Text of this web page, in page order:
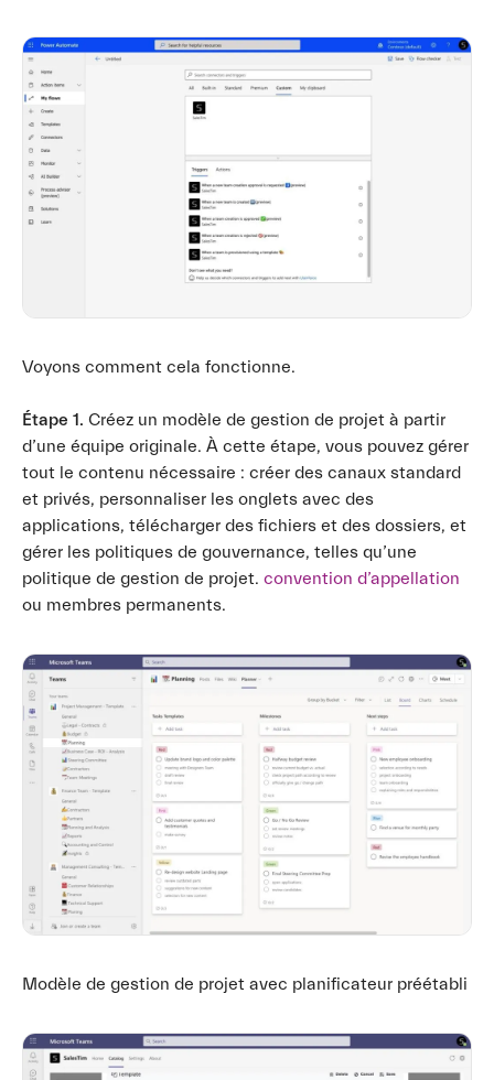
Voyons comment cela fonctionne.
Étape 1. Créez un modèle de gestion de projet à partir
d’une équipe originale. À cette étape, vous pouvez gérer
tout le contenu nécessaire : créer des canaux standard
et privés, personnaliser les onglets avec des
applications, télécharger des fichiers et des dossiers, et
gérer les politiques de gouvernance, telles qu’une
politique de gestion de projet. convention d’appellation
ou membres permanents.
Modèle de gestion de projet avec planificateur préétabli